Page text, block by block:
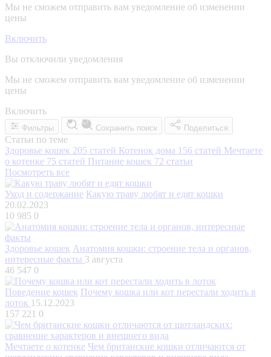
Мы не сможем отправить вам уведомление об изменении
цены
Включить
Вы отключили уведомления
Мы не сможем отправить вам уведомление об изменении
цены
Включить
Фильтры Сохранить поиск Поделиться
Статьи по теме
Здоровье кошек 205 статей Котенок дома 156 статей Мечтаете
о котенке 75 статей Питание кошек 72 статьи
Посмотреть все
Уход и содержание Какую траву любят и едят кошки
20.02.2023
10 985 0
Здоровье кошек Анатомия кошки: строение тела и органов,
интересные факты 3 августа
46 547 0
Поведение кошек Почему кошка или кот перестали ходить в
лоток 15.12.2023
157 221 0
Мечтаете о котенке Чем британские кошки отличаются от